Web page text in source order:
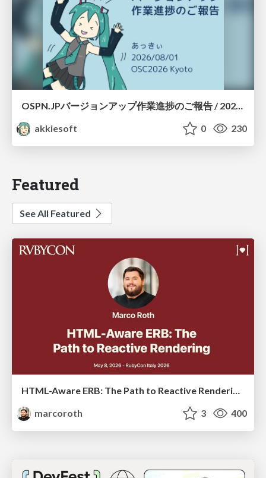
OSPN.JPバージョンアップ作業進捗のご報告 / 20260801-osc26kyoto
akkiesoft
0 230
Featured
See All Featured
HTML-Aware ERB: The Path to Reactive Rendering @ RubyCon 2026, Rimini, Italy
marcoroth
3 400